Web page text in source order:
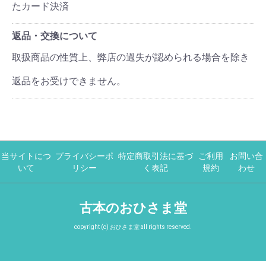
たカード決済
返品・交換について
取扱商品の性質上、弊店の過失が認められる場合を除き
返品をお受けできません。
当サイトにつ
いて
プライバシーポ
リシー
特定商取引法に基づ
く表記
ご利用
規約
お問い合
わせ
古本のおひさま堂
copyright (c) おひさま堂 all rights reserved.